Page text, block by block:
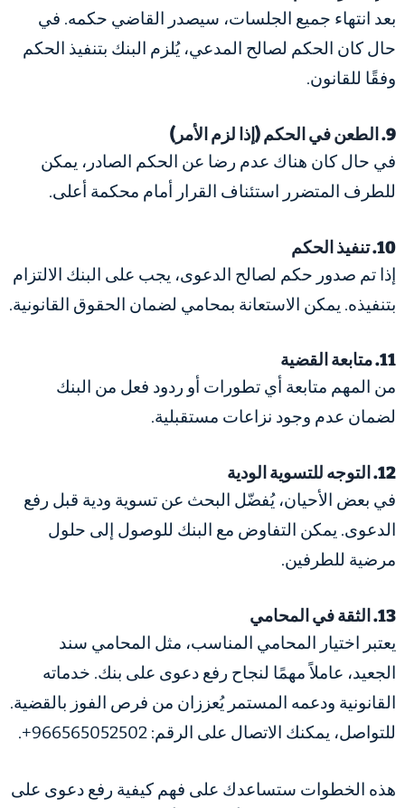
بعد انتهاء جميع الجلسات، سيصدر القاضي حكمه. في
حال كان الحكم لصالح المدعي، يُلزم البنك بتنفيذ الحكم
وفقًا للقانون.
9. الطعن في الحكم (إذا لزم الأمر)
في حال كان هناك عدم رضا عن الحكم الصادر، يمكن
للطرف المتضرر استئناف القرار أمام محكمة أعلى.
10. تنفيذ الحكم
إذا تم صدور حكم لصالح الدعوى، يجب على البنك الالتزام
بتنفيذه. يمكن الاستعانة بمحامي لضمان الحقوق القانونية.
11. متابعة القضية
من المهم متابعة أي تطورات أو ردود فعل من البنك
لضمان عدم وجود نزاعات مستقبلية.
12. التوجه للتسوية الودية
في بعض الأحيان، يُفضّل البحث عن تسوية ودية قبل رفع
الدعوى. يمكن التفاوض مع البنك للوصول إلى حلول
مرضية للطرفين.
13. الثقة في المحامي
يعتبر اختيار المحامي المناسب، مثل المحامي سند
الجعيد، عاملاً مهمًا لنجاح رفع دعوى على بنك. خدماته
القانونية ودعمه المستمر يُعززان من فرص الفوز بالقضية.
للتواصل، يمكنك الاتصال على الرقم: 966565052502+.
هذه الخطوات ستساعدك على فهم كيفية رفع دعوى على